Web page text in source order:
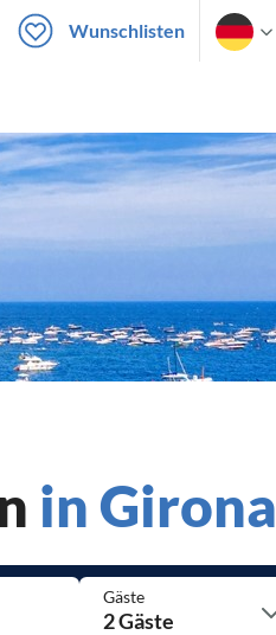
Wunschlisten
in Girona
Gäste
2 Gäste